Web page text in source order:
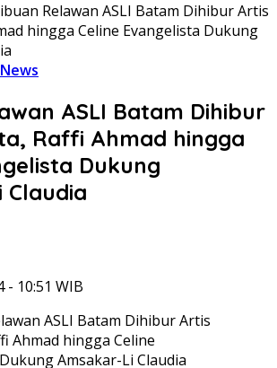
Relawan ASLI Batam Dihibur Artis
hingga Celine Evangelista Dukung
ASLI Batam Dihibur
Raffi Ahmad hingga
Dukung
Claudia
- 10:51 WIB